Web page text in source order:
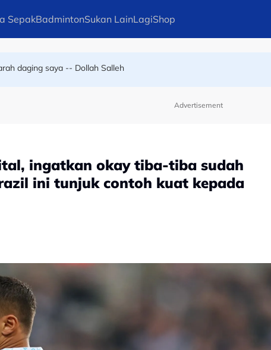
SepakBadmintonSukan LainLagiShop
daging saya -- Dollah Salleh
Advertisement
ingatkan okay tiba-tiba sudah
ini tunjuk contoh kuat kepada